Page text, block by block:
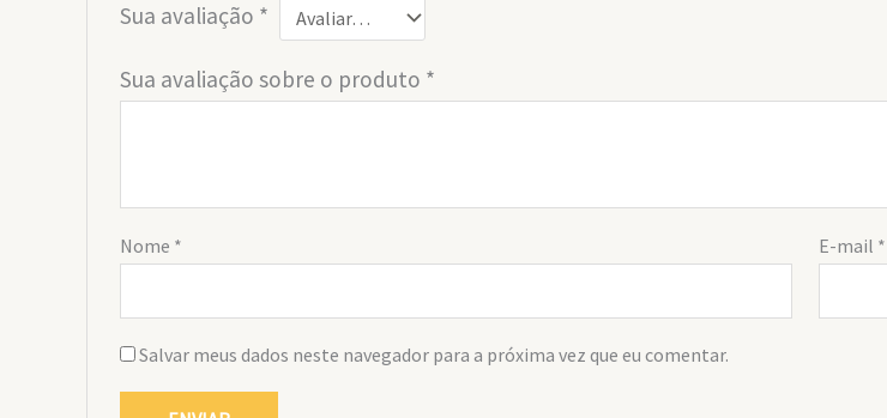
Sua avaliação *
Sua avaliação sobre o produto *
Nome * E-mail *
Salvar meus dados neste navegador para a próxima vez que eu comentar.